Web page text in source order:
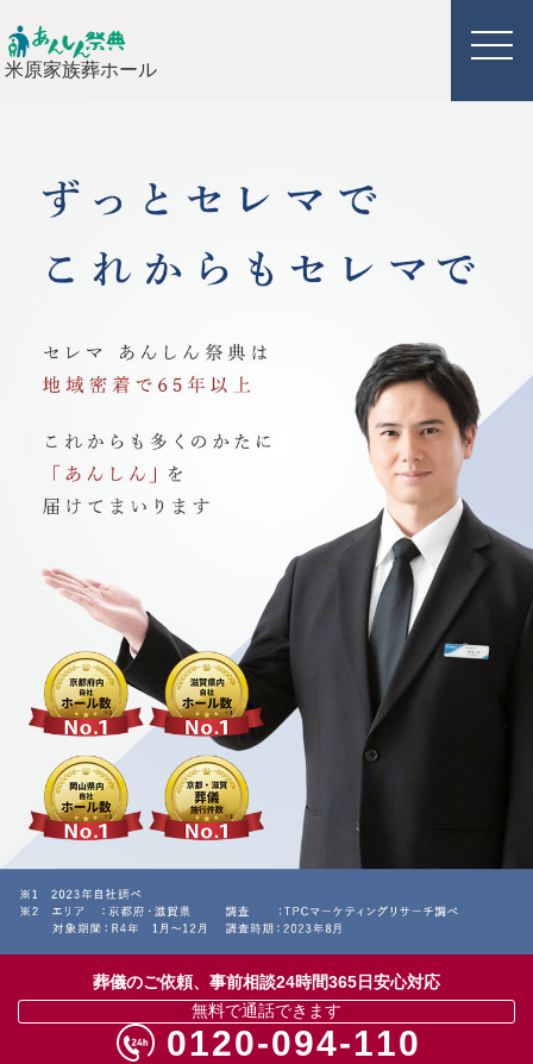
米原家族葬ホール
葬儀のご依頼、事前相談24時間365日安心対応
無料で通話できます
0120-094-110